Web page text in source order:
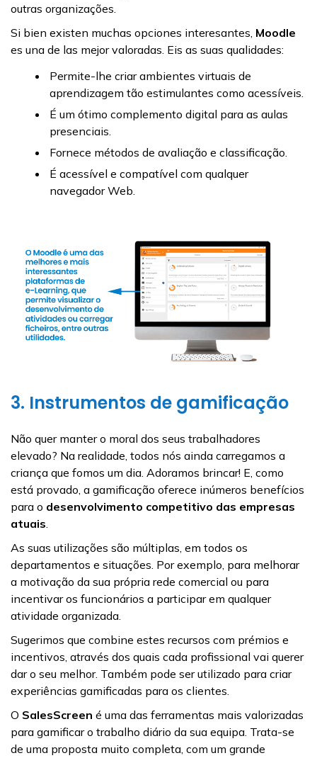
outras organizações.
Si bien existen muchas opciones interesantes, Moodle
es una de las mejor valoradas. Eis as suas qualidades:
Permite-lhe criar ambientes virtuais de
aprendizagem tão estimulantes como acessíveis.
É um ótimo complemento digital para as aulas
presenciais.
Fornece métodos de avaliação e classificação.
É acessível e compatível com qualquer
navegador Web.
3. Instrumentos de gamificação
Não quer manter o moral dos seus trabalhadores
elevado? Na realidade, todos nós ainda carregamos a
criança que fomos um dia. Adoramos brincar! E, como
está provado, a gamificação oferece inúmeros benefícios
para o desenvolvimento competitivo das empresas
atuais.
As suas utilizações são múltiplas, em todos os
departamentos e situações. Por exemplo, para melhorar
a motivação da sua própria rede comercial ou para
incentivar os funcionários a participar em qualquer
atividade organizada.
Sugerimos que combine estes recursos com prémios e
incentivos, através dos quais cada profissional vai querer
dar o seu melhor. Também pode ser utilizado para criar
experiências gamificadas para os clientes.
O SalesScreen é uma das ferramentas mais valorizadas
para gamificar o trabalho diário da sua equipa. Trata-se
de uma proposta muito completa, com um grande